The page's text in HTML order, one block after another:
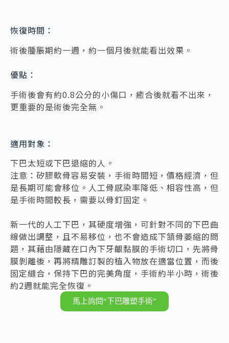
恢復時間：
術後腫脹期約一週，約一個月後就能看出效果。
優點：
手術後會有約0.8公分的小傷口，癒合後就看不出來，
更重要的是術後完全無。
適用對象：
下巴太短或下巴退縮的人。
注意：矽膠軟骨容易安裝，手術時間短，價格經濟，但
是長期可能會移位。人工骨感染率降低、相容性高，但
是手術時間較長，需要以骨釘固定。
新一代的人工下巴，其硬度增強，可針對不同的下巴曲
線做出調整，且不易移位，也不會造成下頷骨萎縮的問
題，其藉由隱藏在口內下牙齦黏膜的手術切口，先將骨
膜剝離後，再將精雕訂製的植入物放在適當位置，而後
固定縫合，保持下巴的完美角度，手術約半小時，術後
約2週就能完全恢復。
馬上詢問“下巴雕塑手術”